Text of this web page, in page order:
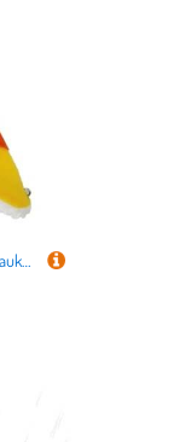
Papageien Pelzdecke Sitzstange Schaukel Vogelzelt Käfig Spielzeug Hängematte Nest Spielzeug Pelzstange Zubehör Foto Requisiten Vogelschaukel Bett